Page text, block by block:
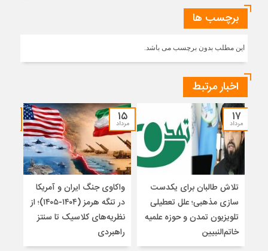
برچسب ها
این مطلب بدون برچسب می باشد.
اخبار مرتبط
۱۷
مرداد
تلاش طالبان برای یکدست
سازی مذهبی؛ علل تعطیلی
تلویزیون تمدن و حوزه علمیه
خاتم‌النبیین
۱۵
مرداد
واکاوی جنگ ایران و آمریکا
در تنگه هرمز (۱۴۰۴-۱۴۰۵)؛ از
نظریه‌های کلاسیک تا سنتز
راهبردی